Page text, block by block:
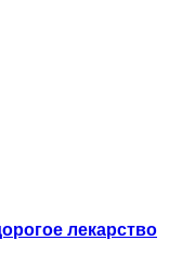
лекарство